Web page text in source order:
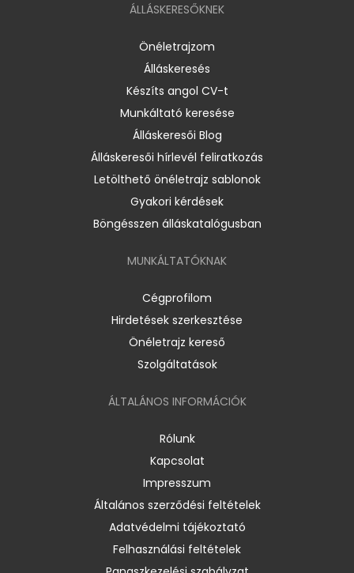
ÁLLÁSKERESŐKNEK
Önéletrajzom
Álláskeresés
Készíts angol CV-t
Munkáltató keresése
Álláskeresői Blog
Álláskeresői hírlevél feliratkozás
Letölthető önéletrajz sablonok
Gyakori kérdések
Böngésszen álláskatalógusban
MUNKÁLTATÓKNAK
Cégprofilom
Hirdetések szerkesztése
Önéletrajz kereső
Szolgáltatások
ÁLTALÁNOS INFORMÁCIÓK
Rólunk
Kapcsolat
Impresszum
Általános szerződési feltételek
Adatvédelmi tájékoztató
Felhasználási feltételek